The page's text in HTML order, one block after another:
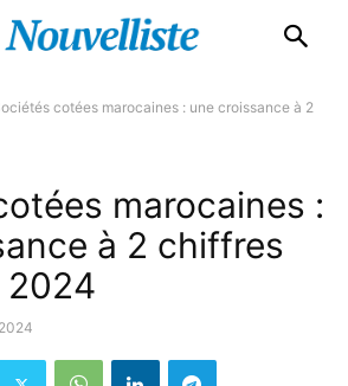
cotées marocaines : une croissance à 2
marocaines :
à 2 chiffres
2024